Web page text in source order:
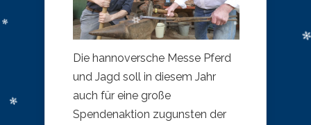
Die hannoversche Messe Pferd
und Jagd soll in diesem Jahr
auch für eine große
Spendenaktion zugunsten der